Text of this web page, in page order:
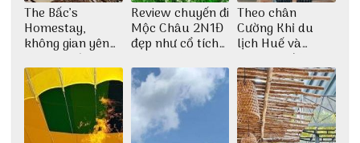
The Bấc’s
Homestay,
không gian yên
bình tại Hòn Sơn
Review chuyến đi
Mộc Châu 2N1Đ
đẹp như cổ tích
Thu Hà
Theo chân
Cường Khỉ du
lịch Huế và
check-in đúng
những góc chụp
đẹp